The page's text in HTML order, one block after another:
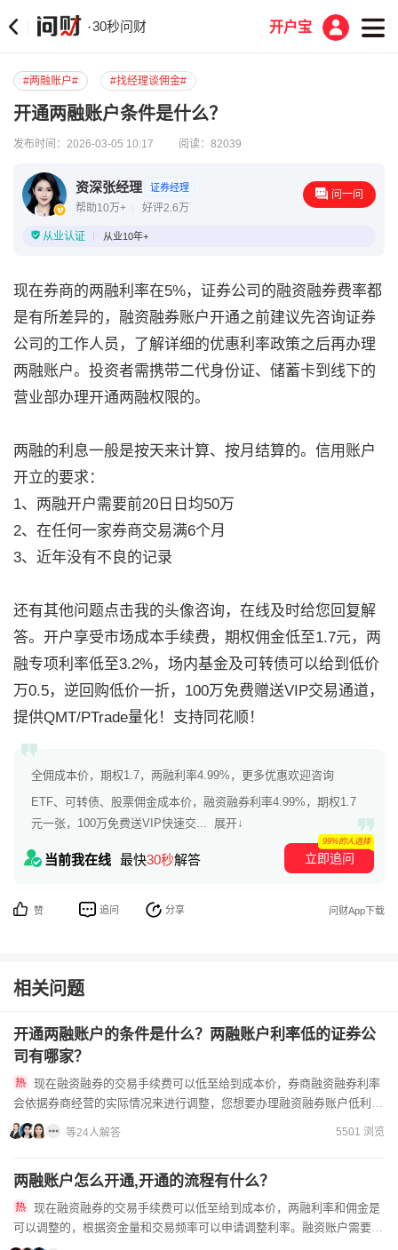
·30秒问财 开户宝
#两融账户# #找经理谈佣金#
开通两融账户条件是什么？
发布时间：2026-03-05 10:17 阅读：82039
资深张经理 证券经理
帮助10万+ 好评2.6万
问一问
从业认证 从业10年+
现在券商的两融利率在5%，证券公司的融资融券费率都
是有所差异的，融资融券账户开通之前建议先咨询证券
公司的工作人员，了解详细的优惠利率政策之后再办理
两融账户。投资者需携带二代身份证、储蓄卡到线下的
营业部办理开通两融权限的。
两融的利息一般是按天来计算、按月结算的。信用账户
开立的要求：
1、两融开户需要前20日日均50万
2、在任何一家券商交易满6个月
3、近年没有不良的记录
还有其他问题点击我的头像咨询，在线及时给您回复解
答。开户享受市场成本手续费，期权佣金低至1.7元，两
融专项利率低至3.2%，场内基金及可转债可以给到低价
万0.5，逆回购低价一折，100万免费赠送VIP交易通道，
提供QMT/PTrade量化！支持同花顺！
全佣成本价，期权1.7，两融利率4.99%，更多优惠欢迎咨询
ETF、可转债、股票佣金成本价，融资融券利率4.99%，期权1.7
元一张，100万免费送VIP快速交... 展开↓
当前我在线 最快30秒解答 立即追问
99%的人选择
赞 追问 分享 问财App下载
相关问题
开通两融账户的条件是什么？两融账户利率低的证券公
司有哪家？
会依据券商经营的实际情况来进行调整，您想要办理融资融券账户低利
率，提前预好券商的开户经理，开户经理会为您调整佣金额度。两融的...
等24人解答 5501 浏览
两融账户怎么开通,开通的流程有什么？
可以调整的，根据资金量和交易频率可以申请调整利率。融资账户需要单
独跟开户经理协商利率的，需要通过您的资金量和交易情况给出合适...